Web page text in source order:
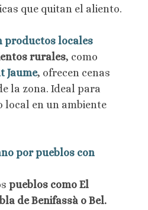
que quitan el aliento.
productos locales
rurales, como
Jaume, ofrecen cenas
la zona. Ideal para
local en un ambiente
por pueblos con
pueblos como El
de Benifassà o Bel.